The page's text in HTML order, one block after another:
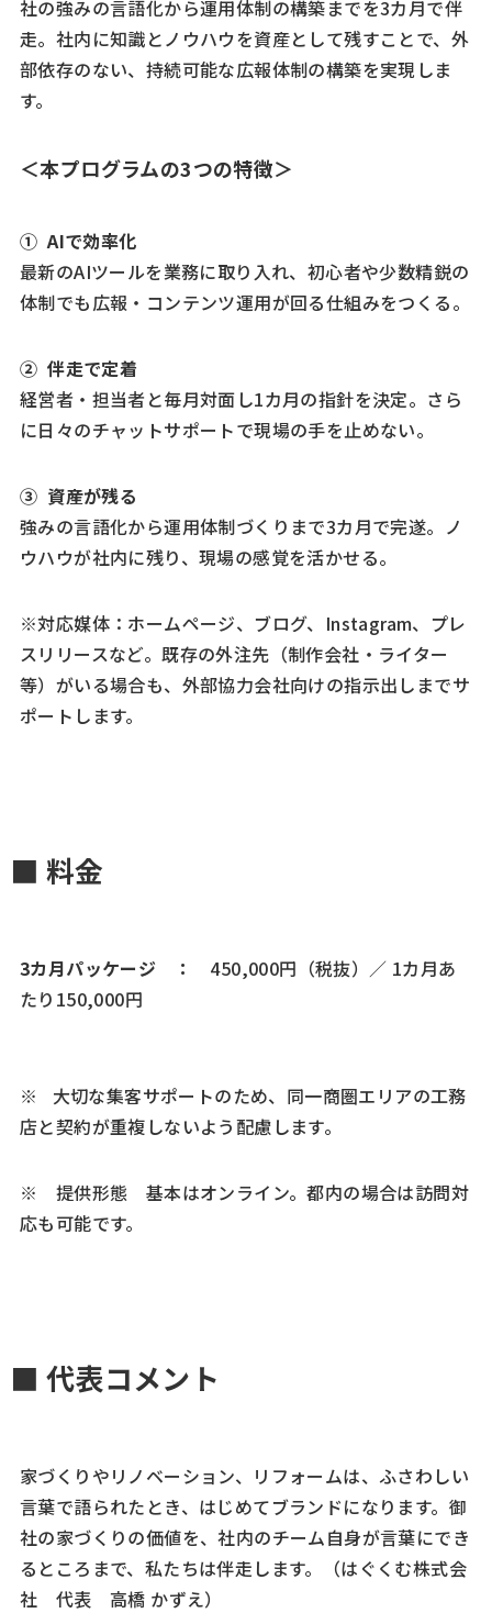
社の強みの言語化から運用体制の構築までを3カ月で伴
走。社内に知識とノウハウを資産として残すことで、外
部依存のない、持続可能な広報体制の構築を実現しま
す。
＜本プログラムの3つの特徴＞
① AIで効率化
最新のAIツールを業務に取り入れ、初心者や少数精鋭の
体制でも広報・コンテンツ運用が回る仕組みをつくる。
② 伴走で定着
経営者・担当者と毎月対面し1カ月の指針を決定。さら
に日々のチャットサポートで現場の手を止めない。
③ 資産が残る
強みの言語化から運用体制づくりまで3カ月で完遂。ノ
ウハウが社内に残り、現場の感覚を活かせる。
※対応媒体：ホームページ、ブログ、Instagram、プレ
スリリースなど。既存の外注先（制作会社・ライター
等）がいる場合も、外部協力会社向けの指示出しまでサ
ポートします。
■ 料金
3カ月パッケージ ： 450,000円（税抜）／ 1カ月あ
たり150,000円
※ 大切な集客サポートのため、同一商圏エリアの工務
店と契約が重複しないよう配慮します。
※ 提供形態 基本はオンライン。都内の場合は訪問対
応も可能です。
■ 代表コメント
家づくりやリノベーション、リフォームは、ふさわしい
言葉で語られたとき、はじめてブランドになります。御
社の家づくりの価値を、社内のチーム自身が言葉にでき
るところまで、私たちは伴走します。（はぐくむ株式会
社 代表 高橋 かずえ）